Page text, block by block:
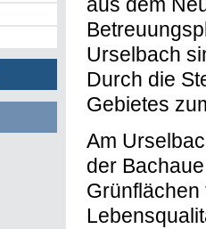
Urselbach
Durch die
Gebietes
Am
der